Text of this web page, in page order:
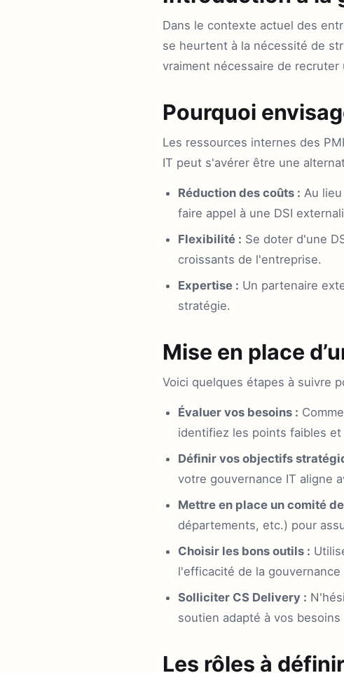
Dans le contexte actuel des
se heurtent à la nécessité de
vraiment nécessaire de recruter
Pourquoi
Les ressources internes des
IT peut s'avérer être une
Réduction des coûts : Au
faire appel à une DSI
Flexibilité : Se doter d'une
croissants de l'entreprise.
Expertise : Un partenaire
stratégie.
Mise en place
Voici quelques étapes à suivre
Évaluer vos besoins :
identifiez les points faibles
Définir vos objectifs
votre gouvernance IT aligne
Mettre en place un comité
départements, etc.) pour
Choisir les bons outils :
l'efficacité de la gouvernance
Solliciter CS Delivery :
soutien adapté à vos
Les rôles à